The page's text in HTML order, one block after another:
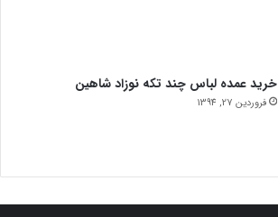
خرید عمده لباس چند تکه نوزاد شاهین
فروردین 27, 1394